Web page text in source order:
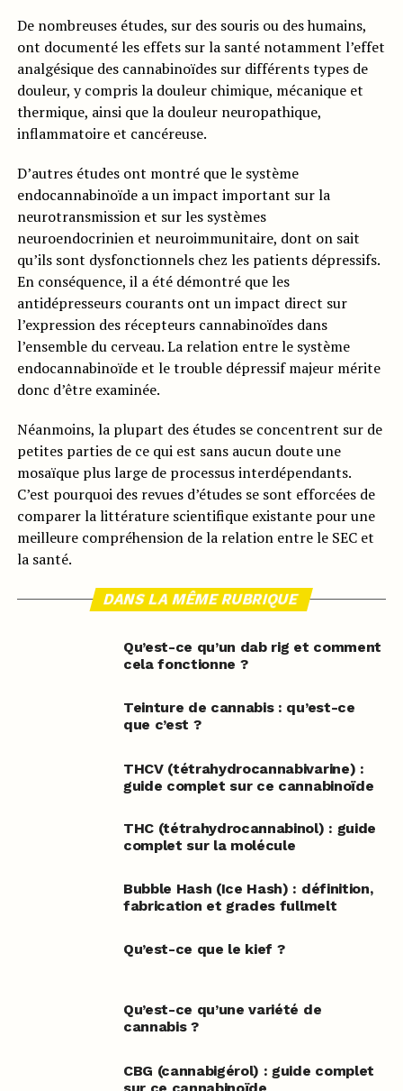
De nombreuses études, sur des souris ou des humains,
ont documenté les effets sur la santé notamment l’effet
analgésique des cannabinoïdes sur différents types de
douleur, y compris la douleur chimique, mécanique et
thermique, ainsi que la douleur neuropathique,
inflammatoire et cancéreuse.
D’autres études ont montré que le système
endocannabinoïde a un impact important sur la
neurotransmission et sur les systèmes
neuroendocrinien et neuroimmunitaire, dont on sait
qu’ils sont dysfonctionnels chez les patients dépressifs.
En conséquence, il a été démontré que les
antidépresseurs courants ont un impact direct sur
l’expression des récepteurs cannabinoïdes dans
l’ensemble du cerveau. La relation entre le système
endocannabinoïde et le trouble dépressif majeur mérite
donc d’être examinée.
Néanmoins, la plupart des études se concentrent sur de
petites parties de ce qui est sans aucun doute une
mosaïque plus large de processus interdépendants.
C’est pourquoi des revues d’études se sont efforcées de
comparer la littérature scientifique existante pour une
meilleure compréhension de la relation entre le SEC et
la santé.
DANS LA MÊME RUBRIQUE
Qu’est-ce qu’un dab rig et comment
cela fonctionne ?
Teinture de cannabis : qu’est-ce
que c’est ?
THCV (tétrahydrocannabivarine) :
guide complet sur ce cannabinoïde
THC (tétrahydrocannabinol) : guide
complet sur la molécule
Bubble Hash (Ice Hash) : définition,
fabrication et grades fullmelt
Qu’est-ce que le kief ?
Qu’est-ce qu’une variété de
cannabis ?
CBG (cannabigérol) : guide complet
sur ce cannabinoïde